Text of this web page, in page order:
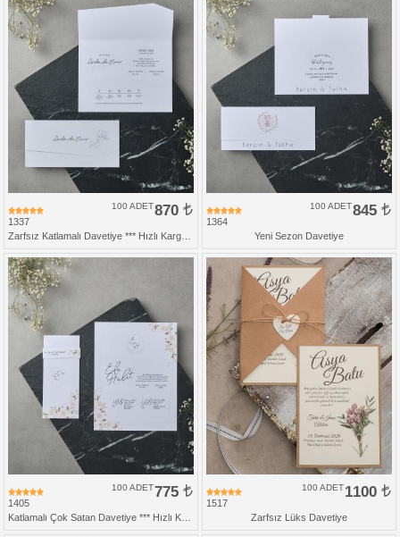
1337
870
100 ADET
1364
845
100 ADET
Yeni Sezon Davetiye
1405
775
100 ADET
1517
1100
100 ADET
Zarfsız Lüks Davetiye